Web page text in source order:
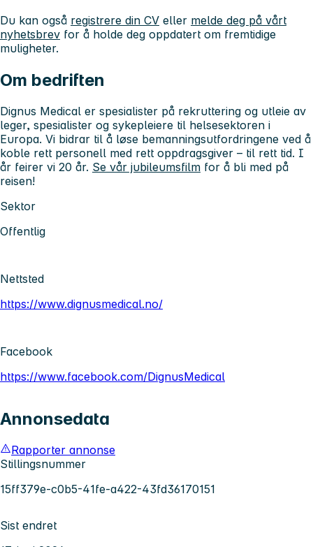
Du kan også registrere din CV eller melde deg på vårt
nyhetsbrev for å holde deg oppdatert om fremtidige
muligheter.
Om bedriften
Dignus Medical er spesialister på rekruttering og utleie av
leger, spesialister og sykepleiere til helsesektoren i
Europa. Vi bidrar til å løse bemanningsutfordringene ved å
koble rett personell med rett oppdragsgiver – til rett tid. I
år feirer vi 20 år. Se vår jubileumsfilm for å bli med på
reisen!
Sektor
Offentlig
Nettsted
https://www.dignusmedical.no/
Facebook
https://www.facebook.com/DignusMedical
Annonsedata
Rapporter annonse
Stillingsnummer
15ff379e-c0b5-41fe-a422-43fd36170151
Sist endret